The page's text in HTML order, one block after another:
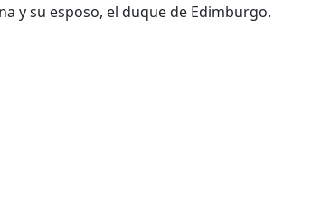
y su esposo, el duque de Edimburgo.